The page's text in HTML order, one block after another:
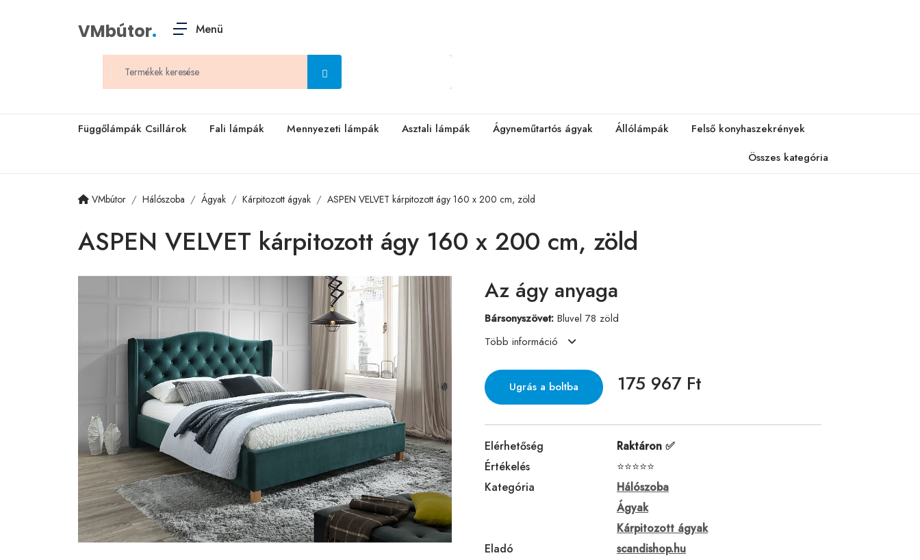
VMbútor. Menü
Függőlámpák Csillárok Fali lámpák Mennyezeti lámpák Asztali lámpák Ágyneműtartós ágyak Állólámpák
Felső konyhaszekrények
Összes kategória
VMbútor Hálószoba Ágyak Kárpitozott ágyak ASPEN VELVET kárpitozott ágy 160 x 200 cm, zöld
ASPEN VELVET kárpitozott ágy 160 x 200 cm, zöld
Az ágy anyaga
Bársonyszövet: Bluvel 78 zöld
Több információ
Ugrás a boltba 175 967 Ft
Elérhetőség
Raktáron ✅
Értékelés
⭐⭐⭐⭐⭐
Kategória
Hálószoba
Ágyak
Kárpitozott ágyak
Eladó
scandishop.hu